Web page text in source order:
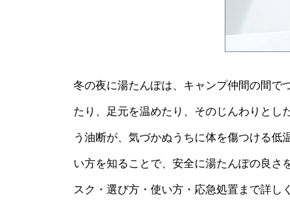
冬の夜に湯たんぽは、キャンプ仲間の間で
たり、足元を温めたり、そのじんわりとし
う油断が、気づかぬうちに体を傷つける
い方を知ることで、安全に湯たんぽの良さ
スク・選び方・使い方・応急処置まで詳し